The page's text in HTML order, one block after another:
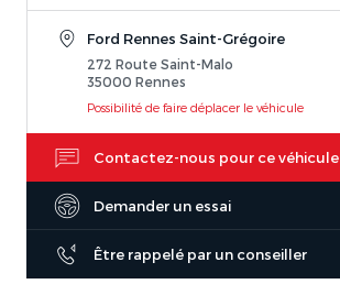
Ford Rennes Saint-Grégoire
272 Route Saint-Malo
35000 Rennes
Possibilité de faire déplacer le véhicule
Contactez-nous pour ce véhicule
Demander un essai
Être rappelé par un conseiller